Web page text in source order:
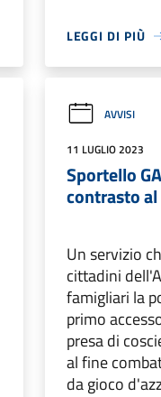
LEGGI DI PIÙ
AVVISI
11 LUGLIO 2023
Sportello
contrasto
Un servizio
cittadini
famigliari la
primo
presa di
al fine
da gioco